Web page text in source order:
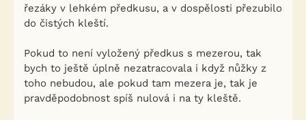
řezáky v lehkém předkusu, a v dospělosti přezubilo
do čistých kleští.
Pokud to není vyložený předkus s mezerou, tak
bych to ještě úplně nezatracovala i když nůžky z
toho nebudou, ale pokud tam mezera je, tak je
pravděpodobnost spíš nulová i na ty kleště.